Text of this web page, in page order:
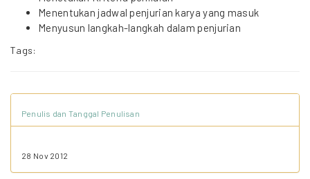
Menentukan jadwal penjurian karya yang masuk
Menyusun langkah-langkah dalam penjurian
Tags:
Penulis dan Tanggal Penulisan
28 Nov 2012